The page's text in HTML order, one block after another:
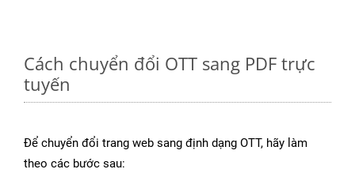
Cách chuyển đổi OTT sang PDF trực
tuyến
Để chuyển đổi trang web sang định dạng OTT, hãy làm
theo các bước sau: